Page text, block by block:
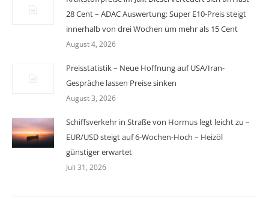
28 Cent – ADAC Auswertung: Super E10-Preis steigt
innerhalb von drei Wochen um mehr als 15 Cent
August 4, 2026
Preisstatistik – Neue Hoffnung auf USA/Iran-
Gespräche lassen Preise sinken
August 3, 2026
Schiffsverkehr in Straße von Hormus legt leicht zu –
EUR/USD steigt auf 6-Wochen-Hoch – Heizöl
günstiger erwartet
Juli 31, 2026